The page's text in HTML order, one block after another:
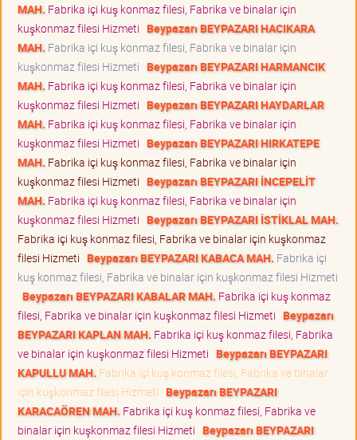
MAH. Fabrika içi kuş konmaz filesi, Fabrika ve binalar için
kuşkonmaz filesi Hizmeti Beypazarı BEYPAZARI HACIKARA
MAH. Fabrika içi kuş konmaz filesi, Fabrika ve binalar için
kuşkonmaz filesi Hizmeti Beypazarı BEYPAZARI HARMANCIK
MAH. Fabrika içi kuş konmaz filesi, Fabrika ve binalar için
kuşkonmaz filesi Hizmeti Beypazarı BEYPAZARI HAYDARLAR
MAH. Fabrika içi kuş konmaz filesi, Fabrika ve binalar için
kuşkonmaz filesi Hizmeti Beypazarı BEYPAZARI HIRKATEPE
MAH. Fabrika içi kuş konmaz filesi, Fabrika ve binalar için
kuşkonmaz filesi Hizmeti Beypazarı BEYPAZARI İNCEPELİT
MAH. Fabrika içi kuş konmaz filesi, Fabrika ve binalar için
kuşkonmaz filesi Hizmeti Beypazarı BEYPAZARI İSTİKLAL MAH.
Fabrika içi kuş konmaz filesi, Fabrika ve binalar için kuşkonmaz
filesi Hizmeti Beypazarı BEYPAZARI KABACA MAH. Fabrika içi
kuş konmaz filesi, Fabrika ve binalar için kuşkonmaz filesi Hizmeti
Beypazarı BEYPAZARI KABALAR MAH. Fabrika içi kuş konmaz
filesi, Fabrika ve binalar için kuşkonmaz filesi Hizmeti Beypazarı
BEYPAZARI KAPLAN MAH. Fabrika içi kuş konmaz filesi, Fabrika
ve binalar için kuşkonmaz filesi Hizmeti Beypazarı BEYPAZARI
KAPULLU MAH. Fabrika içi kuş konmaz filesi, Fabrika ve binalar
için kuşkonmaz filesi Hizmeti Beypazarı BEYPAZARI
KARACAÖREN MAH. Fabrika içi kuş konmaz filesi, Fabrika ve
binalar için kuşkonmaz filesi Hizmeti Beypazarı BEYPAZARI